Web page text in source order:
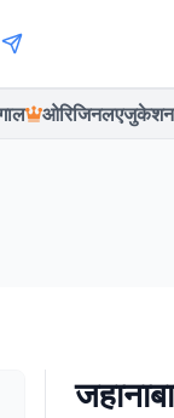
ओरिजिनलएजुकेशन